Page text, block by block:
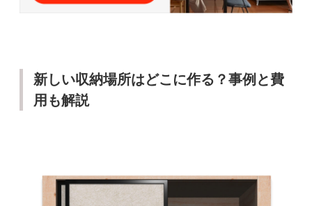
新しい収納場所はどこに作る？事例と費
用も解説